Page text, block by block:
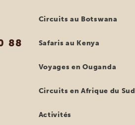
88
Circuits au Botswana
Safaris au Kenya
Voyages en Ouganda
Circuits en Afrique du Sud
Activités